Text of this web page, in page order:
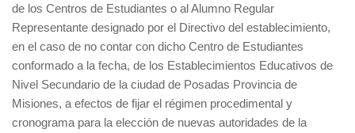
de los Centros de Estudiantes o al Alumno Regular
Representante designado por el Directivo del establecimiento,
en el caso de no contar con dicho Centro de Estudiantes
conformado a la fecha, de los Establecimientos Educativos de
Nivel Secundario de la ciudad de Posadas Provincia de
Misiones, a efectos de fijar el régimen procedimental y
cronograma para la elección de nuevas autoridades de la